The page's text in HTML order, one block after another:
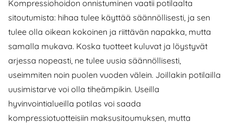
Kompressiohoidon onnistuminen vaatii potilaalta
sitoutumista: hihaa tulee käyttää säännöllisesti, ja sen
tulee olla oikean kokoinen ja riittävän napakka, mutta
samalla mukava. Koska tuotteet kuluvat ja löystyvät
arjessa nopeasti, ne tulee uusia säännöllisesti,
useimmiten noin puolen vuoden välein. Joillakin potilailla
uusimistarve voi olla tiheämpikin. Useilla
hyvinvointialueilla potilas voi saada
kompressiotuotteisiin maksusitoumuksen, mutta